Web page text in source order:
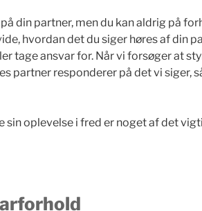
din partner, men du kan aldrig på
hvordan det du siger høres af din
tage ansvar for. Når vi forsøger at
partner responderer på det vi siger,
sin oplevelse i fred er noget af det